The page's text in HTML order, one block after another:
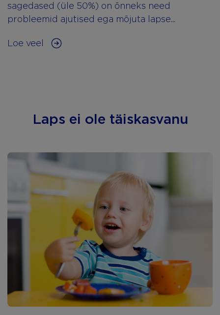
sagedased (üle 50%) on õnneks need
probleemid ajutised ega mõjuta lapse...
Loe veel
Laps ei ole täiskasvanu